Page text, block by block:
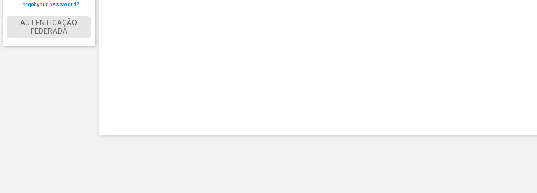
Forgot your password?
AUTENTICAÇÃO
FEDERADA